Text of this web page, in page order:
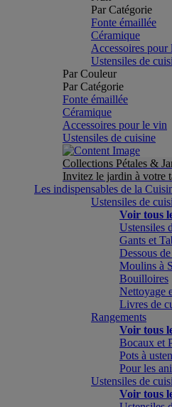
Par Catégorie
Fonte émaillée
Céramique
Accessoires pour
Ustensiles de
Par Couleur
Par Catégorie
Fonte émaillée
Céramique
Accessoires pour le vin
Ustensiles de cuisine
Collections Pétales &
Invitez le jardin à votre
Les indispensables de la
Ustensiles de
Voir tous
Ustensiles
Gants et
Dessous
Moulins à
Bouilloires
Nettoyage
Livres de
Rangements
Voir tous
Bocaux et
Pots à
Pour les
Ustensiles de
Voir tous